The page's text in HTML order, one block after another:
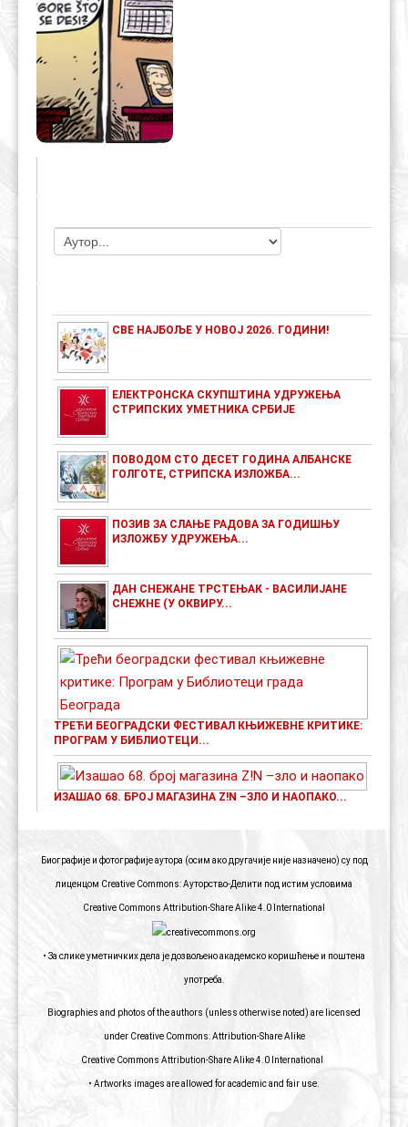
СВЕ НАЈБОЉЕ У НОВОЈ 2026. ГОДИНИ!
ЕЛЕКТРОНСКА СКУПШТИНА УДРУЖЕЊА
СТРИПСКИХ УМЕТНИКА СРБИЈЕ
ПОВОДОМ СТО ДЕСЕТ ГОДИНА АЛБАНСКЕ
ГОЛГОТЕ, СТРИПСКА ИЗЛОЖБА...
ПОЗИВ ЗА СЛАЊЕ РАДОВА ЗА ГОДИШЊУ
ИЗЛОЖБУ УДРУЖЕЊА...
ДАН СНЕЖАНЕ ТРСТЕЊАК - ВАСИЛИЈАНЕ
СНЕЖНЕ (У ОКВИРУ...
ТРЕЋИ БЕОГРАДСКИ ФЕСТИВАЛ КЊИЖЕВНЕ КРИТИКЕ:
ПРОГРАМ У БИБЛИОТЕЦИ...
ИЗАШАО 68. БРОЈ МАГАЗИНА Z!N –ЗЛО И НАОПАКО...
Биографије и фотографије аутора (осим ако другачије није назначено) су под
лиценцом Creative Commons: Ауторство-Делити под истим условима
Creative Commons Attribution-Share Alike 4.0 International
• За слике уметничких дела је дозвољено академско коришћење и поштена
употреба.
Biographies and photos of the authors (unless otherwise noted) are licensed
under Creative Commons: Attribution-Share Alike
Creative Commons Attribution-Share Alike 4.0 International
• Artworks images are allowed for academic and fair use.